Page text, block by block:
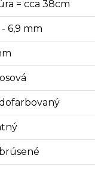
= cca 38cm
- 6,9 mm